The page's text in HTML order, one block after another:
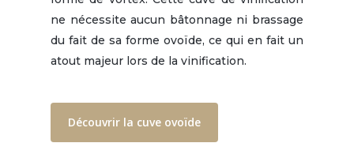
ne nécessite aucun bâtonnage ni brassage
du fait de sa forme ovoïde, ce qui en fait un
atout majeur lors de la vinification.
Découvrir la cuve ovoïde